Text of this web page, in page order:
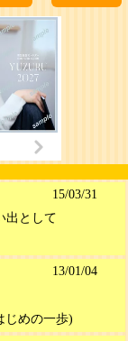
15/03/31
出として
13/01/04
じめの一歩)